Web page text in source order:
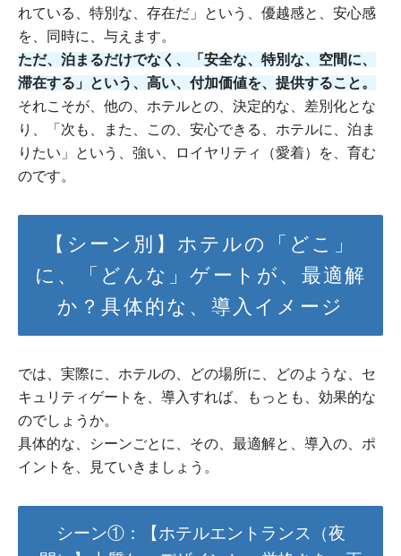
れている、特別な、存在だ」という、優越感と、安心感
を、同時に、与えます。
ただ、泊まるだけでなく、「安全な、特別な、空間に、
滞在する」という、高い、付加価値を、提供すること。
それこそが、他の、ホテルとの、決定的な、差別化とな
り、「次も、また、この、安心できる、ホテルに、泊ま
りたい」という、強い、ロイヤリティ（愛着）を、育む
のです。
【シーン別】ホテルの「どこ」
に、「どんな」ゲートが、最適解
か？具体的な、導入イメージ
では、実際に、ホテルの、どの場所に、どのような、セ
キュリティゲートを、導入すれば、もっとも、効果的な
のでしょうか。
具体的な、シーンごとに、その、最適解と、導入の、ポ
イントを、見ていきましょう。
シーン①：【ホテルエントランス（夜